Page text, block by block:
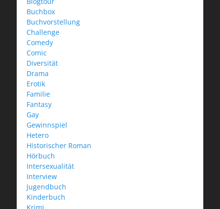
Buchbox
Buchvorstellung
Challenge
Comedy
Comic
Diversität
Drama
Erotik
Familie
Fantasy
Gay
Gewinnspiel
Hetero
Historischer Roman
Hörbuch
Intersexualität
Interview
Jugendbuch
Kinderbuch